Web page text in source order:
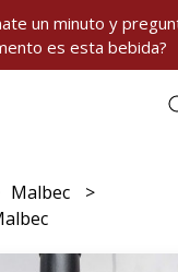
un minuto y
es esta bebida?
Malbec